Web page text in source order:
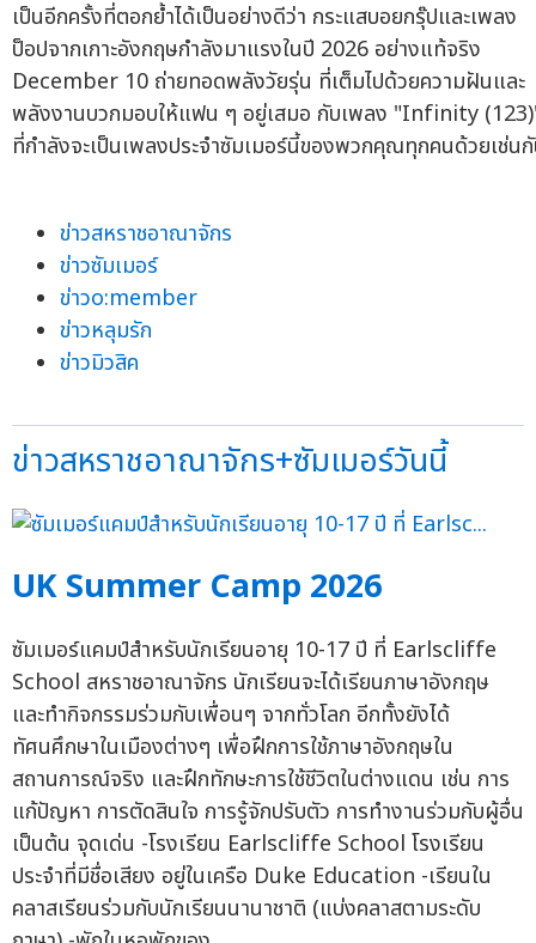
เป็นอีกครั้งที่ตอกย้ำได้เป็นอย่างดีว่า กระแสบอยกรุ๊ปและเพลง
ป็อปจากเกาะอังกฤษกำลังมาแรงในปี 2026 อย่างแท้จริง
December 10 ถ่ายทอดพลังวัยรุ่น ที่เต็มไปด้วยความฝันและ
พลังงานบวกมอบให้แฟน ๆ อยู่เสมอ กับเพลง "Infinity
ที่กำลังจะเป็นเพลงประจำซัมเมอร์นี้ของพวกคุณทุกคนด้วยเช่น
ข่าวสหราชอาณาจักร
ข่าวซัมเมอร์
ข่าวo:member
ข่าวหลุมรัก
ข่าวมิวสิค
ข่าวสหราชอาณาจักร+ซัมเมอร์วันนี้
UK Summer Camp 2026
ซัมเมอร์แคมป์สำหรับนักเรียนอายุ 10-17 ปี ที่ Earlscliffe
School สหราชอาณาจักร นักเรียนจะได้เรียนภาษาอังกฤษ
และทำกิจกรรมร่วมกับเพื่อนๆ จากทั่วโลก อีกทั้งยังได้
ทัศนศึกษาในเมืองต่างๆ เพื่อฝึกการใช้ภาษาอังกฤษใน
สถานการณ์จริง และฝึกทักษะการใช้ชีวิตในต่างแดน เช่น การ
แก้ปัญหา การตัดสินใจ การรู้จักปรับตัว การทำงานร่วมกับผู้อื่น
เป็นต้น จุดเด่น -โรงเรียน Earlscliffe School โรงเรียน
ประจำที่มีชื่อเสียง อยู่ในเครือ Duke Education -เรียนใน
คลาสเรียนร่วมกับนักเรียนนานาชาติ (แบ่งคลาสตามระดับ